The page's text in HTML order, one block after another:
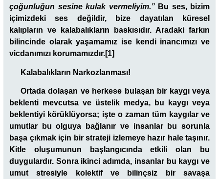
çoğunluğun sesine kulak vermeliyim.”Bu ses, bizim
içimizdeki ses değildir, bize dayatılan küresel
kalıpların ve kalabalıkların baskısıdır. Aradaki farkın
bilincinde olarak yaşamamız ise kendi inancımızı ve
vicdanımızı korumamızdır.[1]
Kalabalıkların Narkozlanması!
Ortada dolaşan ve herkese bulaşan bir kaygı veya
beklenti mevcutsa ve üstelik medya, bu kaygı veya
beklentiyi körüklüyorsa; işte o zaman tüm kaygılar ve
umutlar bu olguya bağlanır ve insanlar bu sorunla
başa çıkmak için bir strateji izlemeye hazır hale taşınır.
Kitle oluşumunun başlangıcında etkili olan bu
duygulardır. Sonra ikinci adımda, insanlar bu kaygı ve
umut stresiyle kolektif ve bilinçsiz bir savaşa